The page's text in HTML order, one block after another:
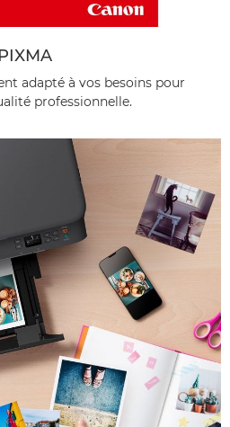
adapté à vos besoins pour
professionnelle.